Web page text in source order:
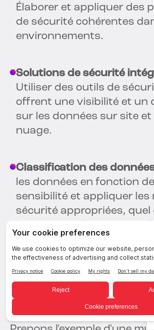
Élaborer et appliquer des
de sécurité cohérentes
environnements.
Solutions de sécurité
Utiliser des outils de
offrent une visibilité et un
sur les données sur site et
nuage.
Classification des
les données en fonction
sensibilité et appliquer les
sécurité appropriées, quel
Exemple concret :
sécurité des
hybrides en action